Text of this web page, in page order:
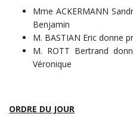
Mme ACKERMANN
Benjamin
M. BASTIAN Eric donne
M. ROTT Bertrand
Véronique
ORDRE DU JOUR